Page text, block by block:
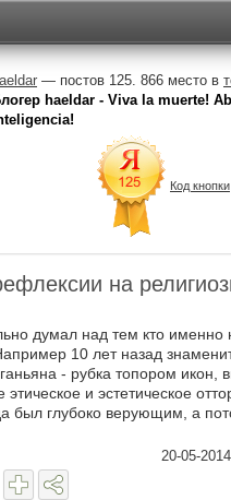
Неделя
Месяц
Рейтинги
Фототоп
— постов 125. 866 место в
haeldar - Viva la muerte!
Код кнопки
на
думал над тем кто именно
10 лет назад
- рубка топором икон,
и эстетическое
был глубоко верующим, а
20-05-2014